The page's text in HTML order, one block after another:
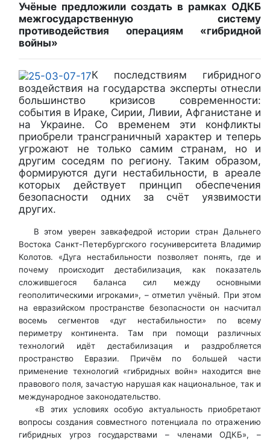
Учёные предложили создать в рамках ОДКБ
межгосударственную систему
противодействия операциям «гибридной
войны»
К последствиям гибридного
воздействия на государства эксперты отнесли
большинство кризисов современности:
события в Ираке, Сирии, Ливии, Афганистане и
на Украине. Со временем эти конфликты
приобрели трансграничный характер и теперь
угрожают не только самим странам, но и
другим соседям по региону. Таким образом,
формируются дуги нестабильности, в ареале
которых действует принцип обеспечения
безопасности одних за счёт уязвимости
других.
В этом уверен завкафедрой истории стран Дальнего
Востока Санкт-Петербургского госуниверситета Владимир
Колотов. «Дуга нестабильности позволяет понять, где и
почему происходит дестабилизация, как показатель
сложившегося баланса сил между основными
геополитическими игроками», – отметил учёный. При этом
на евразийском пространстве безопасности он насчитал
восемь сегментов «дуг нестабильности» по всему
периметру континента. Там при помощи различных
технологий идёт дестабилизация и раздробляется
пространство Евразии. Причём по большей части
применение технологий «гибридных войн» находится вне
правового поля, зачастую нарушая как национальное, так и
международное законодательство.
«В этих условиях особую актуальность приобретают
вопросы создания совместного потенциала по отражению
гибридных угроз государствами – членами ОДКБ», –